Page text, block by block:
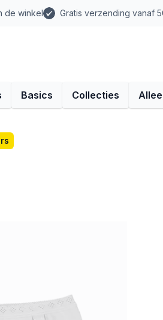
de winkel Gratis verzending vanaf
Basics Collecties